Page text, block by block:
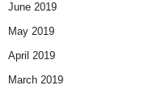
June 2019
May 2019
April 2019
March 2019